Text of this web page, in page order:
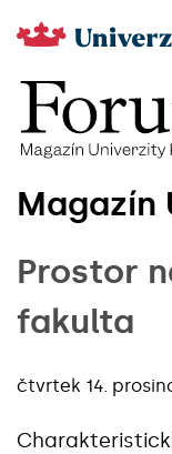
Magazín
Prostor
fakulta
čtvrtek 14.